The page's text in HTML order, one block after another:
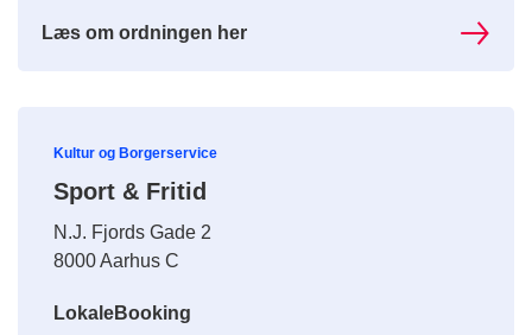
Læs om ordningen her
Kultur og Borgerservice
Sport & Fritid
N.J. Fjords Gade 2
8000 Aarhus C
LokaleBooking